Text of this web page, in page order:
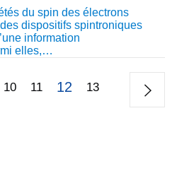
du spin des électrons
dispositifs spintroniques
information
elles,…
10 11 12 13